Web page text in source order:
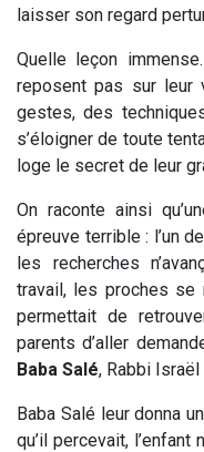
laisser son regard
Quelle leçon
reposent pas sur leur
gestes, des
s’éloigner de toute
loge le secret de leur
On raconte ainsi
épreuve terrible : l’un
les recherches
travail, les proches se
permettait de
parents d’aller
Baba Salé, Rabbi Israël
Baba Salé leur donna
qu’il percevait,